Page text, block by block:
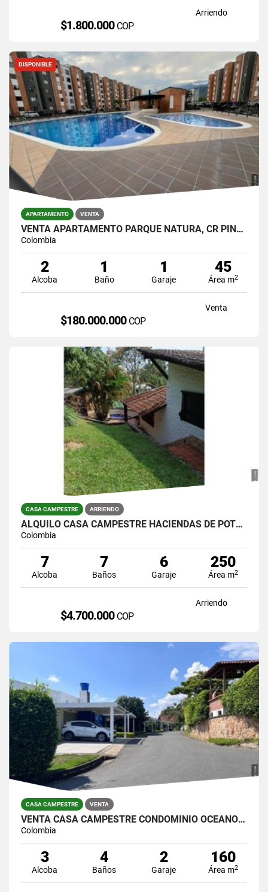
Arriendo
$1.800.000 COP
DISPONIBLE
APARTAMENTO VENTA
VENTA APARTAMENTO PARQUE NATURA, CR PINARES
Colombia
2
Alcoba
1
Baño
1
Garaje
45
Área m2
Venta
$180.000.000 COP
CASA CAMPESTRE ARRIENDO
ALQUILO CASA CAMPESTRE HACIENDAS DE POTRERITO
Colombia
7
Alcoba
7
Baños
6
Garaje
250
Área m2
Arriendo
$4.700.000 COP
CASA CAMPESTRE VENTA
VENTA CASA CAMPESTRE CONDOMINIO OCEANO VERDE JAMUNDI
Colombia
3
Alcoba
4
Baños
2
Garaje
160
Área m2